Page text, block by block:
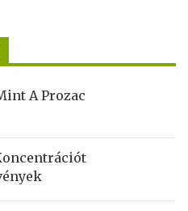
A Prozac